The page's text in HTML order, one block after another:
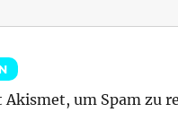
Akismet, um Spam zu